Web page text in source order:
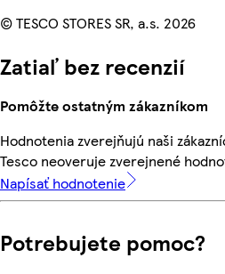
© TESCO STORES SR, a.s. 2026
Zatiaľ bez recenzií
Pomôžte ostatným zákazníkom
Hodnotenia zverejňujú naši
Tesco neoveruje zverejnené
Napísať hodnotenie
Potrebujete pomoc?